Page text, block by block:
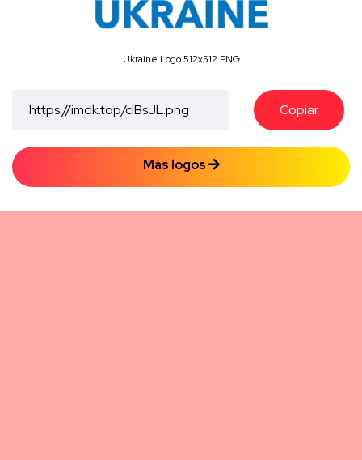
Ukraine Logo 512x512 PNG
Copiar
Más logos